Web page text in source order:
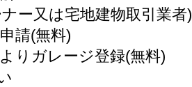
ー又は宅地建物取引業者
請(無料)
りガレージ登録(無料)